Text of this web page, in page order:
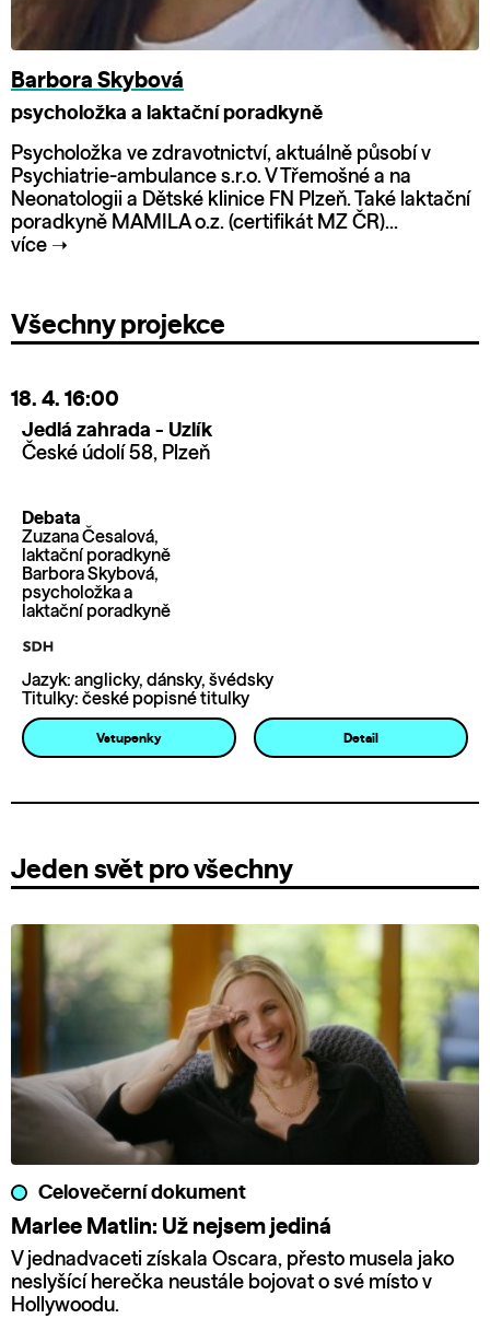
Barbora Skybová
psycholožka a laktační poradkyně
Psycholožka ve zdravotnictví, aktuálně působí v
Psychiatrie-ambulance s.r.o. V Třemošné a na
Neonatologii a Dětské klinice FN Plzeň. Také laktační
poradkyně MAMILA o.z. (certifikát MZ ČR)...
více ➝
Všechny projekce
18. 4. 16:00
Jedlá zahrada - Uzlík
České údolí 58, Plzeň
Debata
Zuzana Česalová,
laktační poradkyně
Barbora Skybová,
psycholožka a
laktační poradkyně
Jazyk: anglicky, dánsky, švédsky
Titulky: české popisné titulky
Vstupenky Detail
Jeden svět pro všechny
Celovečerní dokument
Marlee Matlin: Už nejsem jediná
V jednadvaceti získala Oscara, přesto musela jako
neslyšící herečka neustále bojovat o své místo v
Hollywoodu.